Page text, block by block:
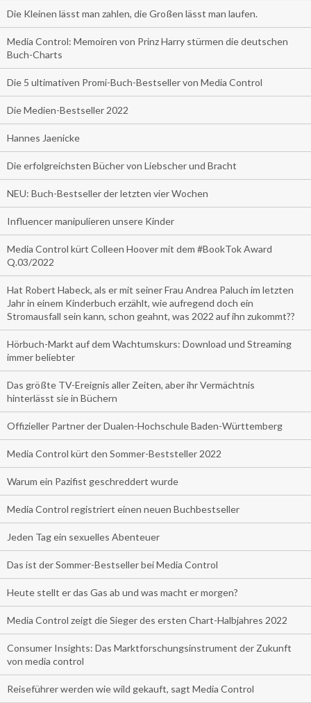
Die Kleinen lässt man zahlen, die Großen lässt man laufen.
Media Control: Memoiren von Prinz Harry stürmen die deutschen
Buch-Charts
Die 5 ultimativen Promi-Buch-Bestseller von Media Control
Die Medien-Bestseller 2022
Hannes Jaenicke
Die erfolgreichsten Bücher von Liebscher und Bracht
NEU: Buch-Bestseller der letzten vier Wochen
Influencer manipulieren unsere Kinder
Media Control kürt Colleen Hoover mit dem #BookTok Award
Q.03/2022
Hat Robert Habeck, als er mit seiner Frau Andrea Paluch im letzten
Jahr in einem Kinderbuch erzählt, wie aufregend doch ein
Stromausfall sein kann, schon geahnt, was 2022 auf ihn zukommt??
Hörbuch-Markt auf dem Wachtumskurs: Download und Streaming
immer beliebter
Das größte TV-Ereignis aller Zeiten, aber ihr Vermächtnis
hinterlässt sie in Büchern
Offizieller Partner der Dualen-Hochschule Baden-Württemberg
Media Control kürt den Sommer-Beststeller 2022
Warum ein Pazifist geschreddert wurde
Media Control registriert einen neuen Buchbestseller
Jeden Tag ein sexuelles Abenteuer
Das ist der Sommer-Bestseller bei Media Control
Heute stellt er das Gas ab und was macht er morgen?
Media Control zeigt die Sieger des ersten Chart-Halbjahres 2022
Consumer Insights: Das Marktforschungsinstrument der Zukunft
von media control
Reiseführer werden wie wild gekauft, sagt Media Control